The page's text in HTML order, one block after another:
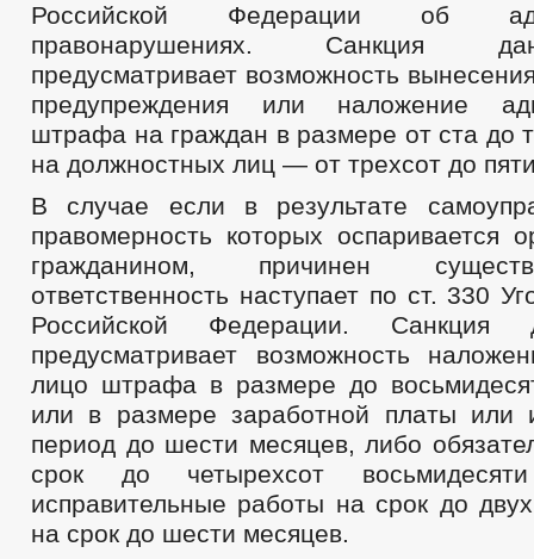
Российской Федерации об
правонарушениях. Санкция
предусматривает возможность
предупреждения или наложение
штрафа на граждан в размере от ста до
на должностных лиц — от трехсот до
В случае если в результате
правомерность которых оспаривается
гражданином, причинен
ответственность наступает по ст. 330
Российской Федерации. Санкция
предусматривает возможность
лицо штрафа в размере до
или в размере заработной платы или
период до шести месяцев, либо
срок до четырехсот
исправительные работы на срок до
на срок до шести месяцев.